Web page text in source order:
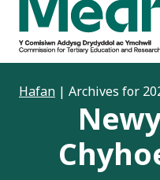
content
Hafan | Archives for